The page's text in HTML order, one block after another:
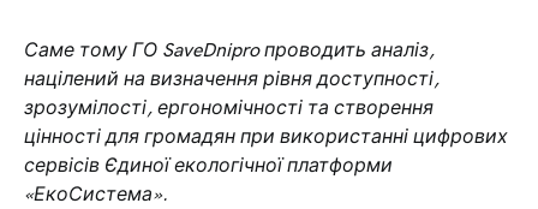
Саме тому ГО SaveDnipro проводить аналіз,
націлений на визначення рівня доступності,
зрозумілості, ергономічності та створення
цінності для громадян при використанні цифрових
сервісів Єдиної екологічної платформи
«ЕкоСистема».